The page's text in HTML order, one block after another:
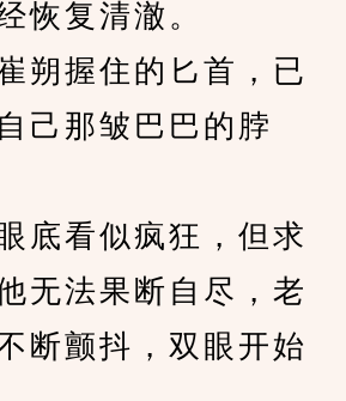
恢复清澈。
握住的匕首，已
己那皱巴巴的脖
看似疯狂，但求
无法果断自尽，老
断颤抖，双眼开始